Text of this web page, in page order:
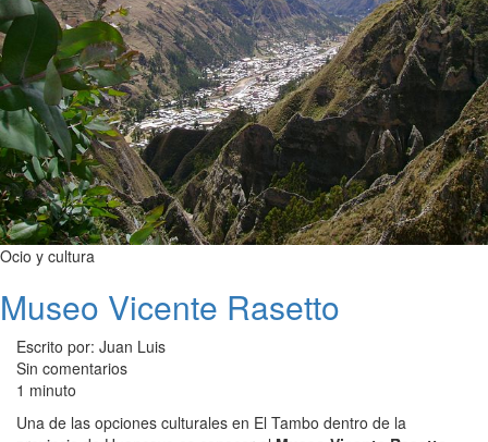
Ocio y cultura
Museo Vicente Rasetto
Escrito por: Juan Luis
Sin comentarios
1 minuto
Una de las opciones culturales en El Tambo dentro de la